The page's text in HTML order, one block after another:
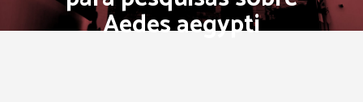
Aedes aegypti